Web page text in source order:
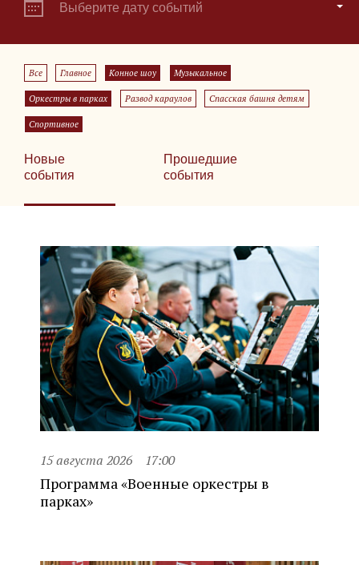
Выберите дату событий
Все Главное Конное шоу Музыкальное
Оркестры в парках Развод караулов Спасская башня детям
Спортивное
Новые
события
Прошедшие
события
15 августа 2026 17:00
Программа «Военные оркестры в
парках»